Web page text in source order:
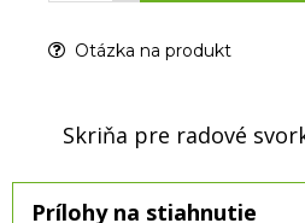
Otázka na produkt
Skriňa pre radové
Prílohy na stiahnutie